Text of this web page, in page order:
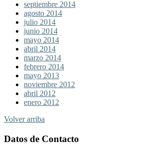
septiembre 2014
agosto 2014
julio 2014
junio 2014
mayo 2014
abril 2014
marzo 2014
febrero 2014
mayo 2013
noviembre 2012
abril 2012
enero 2012
Volver arriba
Datos de Contacto